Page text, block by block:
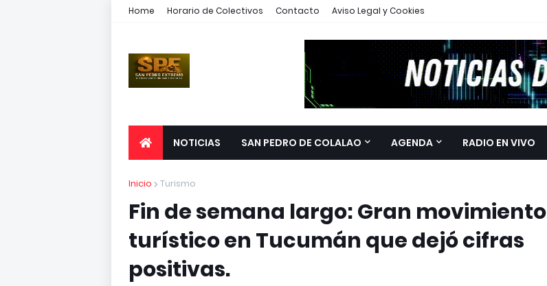
Home Horario de Colectivos Contacto Aviso Legal y Cookies
NOTICIAS SAN PEDRO DE COLALAO AGENDA RADIO EN VIVO
Inicio Turismo
Fin de semana largo: Gran movimiento
turístico en Tucumán que dejó cifras
positivas.